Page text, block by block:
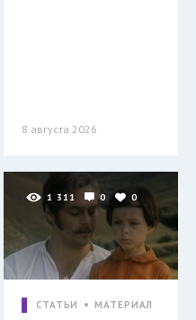
8 августа 2026
1 311 0 0
СТАТЬИ МАТЕРИАЛ